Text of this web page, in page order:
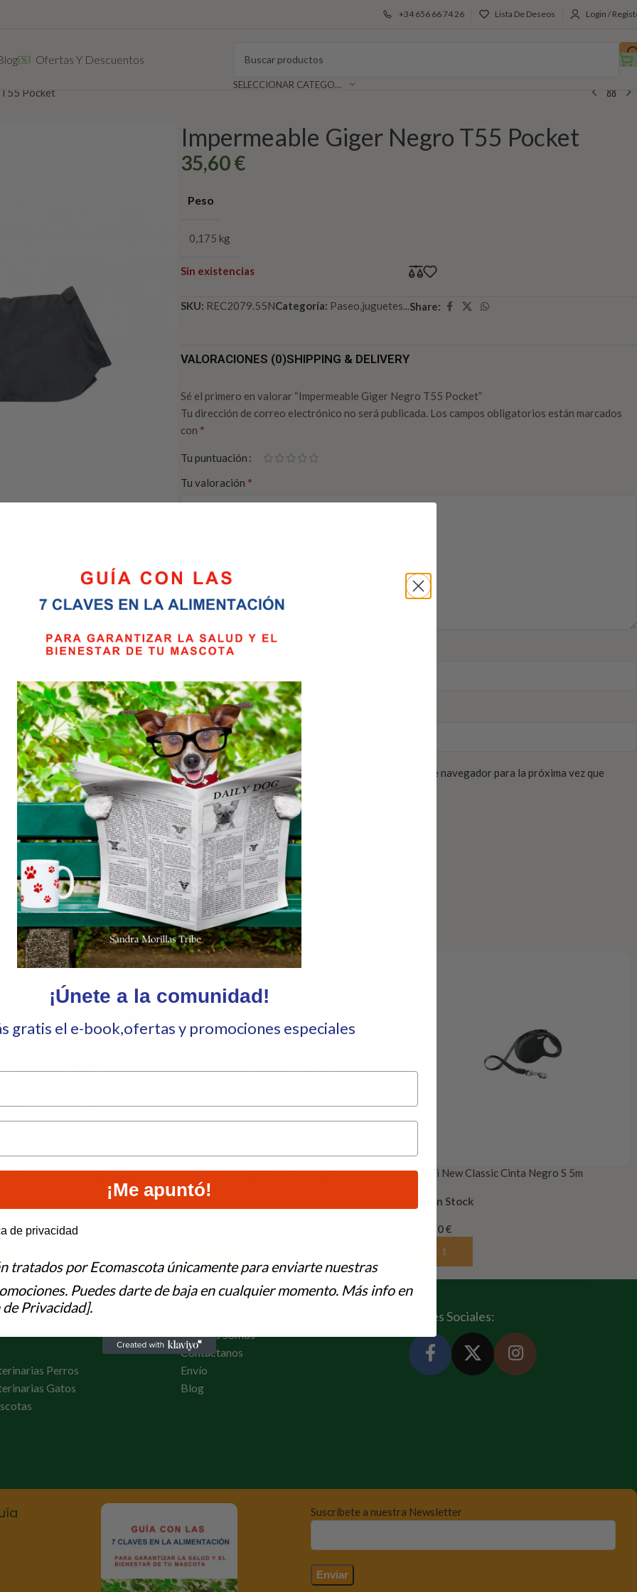
+34 656 66 74 26 Lista De Deseos Login /
Ofertas Y Descuentos
SELECCIONAR CATEGORÍA
Pocket
Impermeable Giger Negro T55 Pocket
35,60€
Peso
0,175 kg
Sin existencias
SKU: REC2079.55NCategoría: Paseo,juguetes... Share:
VALORACIONES (0)SHIPPING & DELIVERY
Valoraciones
Aún no hay reseñas
Sé el primero en valorar “Impermeable Giger Negro T55 Pocket”
Tu dirección de correo electrónico no será publicada. Los campos obligatorios están marcados
con *
Tu puntuación
Tu valoración *
Nombre*
Correo electrónico*
Guarda mi nombre, correo electrónico y web en este navegador para la próxima vez que
comente.
Classic Cordon Negro M 5m Flexi New Classic Cordon Rojo M 5m Flexi New Classic Cinta Negro S 5m
En Stock
23,50€
Añadir Al Carrito
Perros
Gatos
Quiénes Somos
Contactanos
Envío
Blog
Redes Sociales:
Suscríbete a nuestra Newsletter
¡Únete a la comunidad!
gratis el e-book,ofertas y promociones especiales
¡Me apuntó!
to hear from us?
de privacidad
tratados por Ecomascota únicamente para enviarte nuestras
Puedes darte de baja en cualquier momento. Más info en
Privacidad].